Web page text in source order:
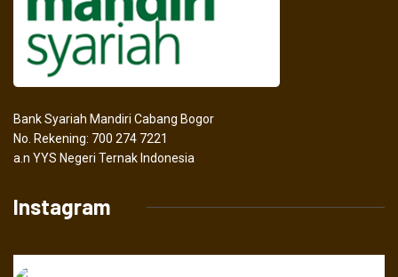
Bank Syariah Mandiri Cabang Bogor
No. Rekening: 700 274 7221
a.n YYS Negeri Ternak Indonesia
Instagram